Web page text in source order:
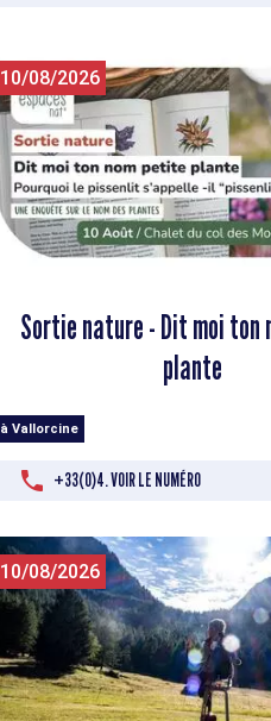
10/08/2026
Sortie nature - Dit moi ton
plante
à Vallorcine
+33(0)4. VOIR LE NUMÉRO
10/08/2026